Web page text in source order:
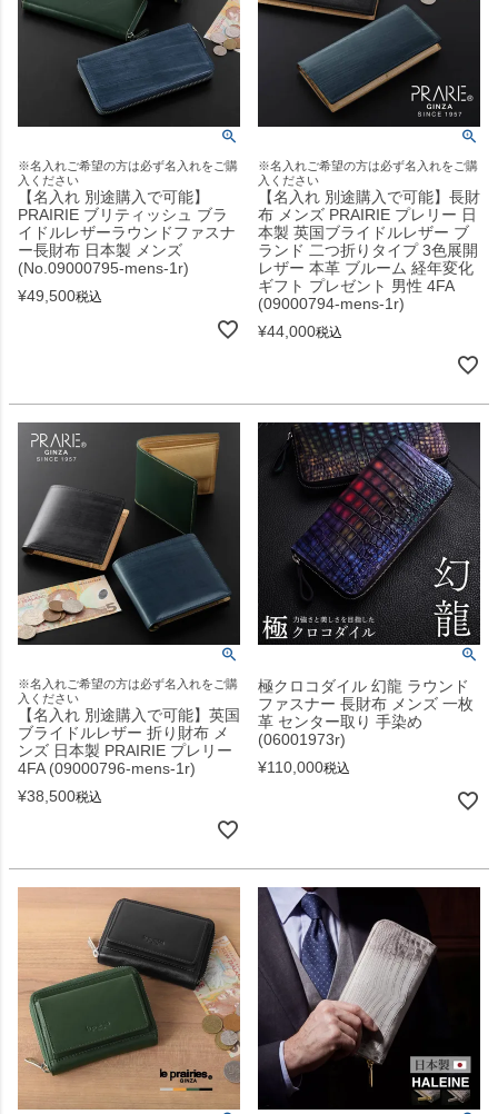
※名入れご希望の方は必ず名入れをご購
入ください
【名入れ 別途購入で可能】
PRAIRIE ブリティッシュ ブラ
イドルレザーラウンドファスナ
ー長財布 日本製 メンズ
(No.09000795-mens-1r)
¥49,500税込
※名入れご希望の方は必ず名入れをご購
入ください
【名入れ 別途購入で可能】長財
布 メンズ PRAIRIE プレリー 日
本製 英国ブライドルレザー ブ
ランド 二つ折りタイプ 3色展開
レザー 本革 ブルーム 経年変化
ギフト プレゼント 男性 4FA
(09000794-mens-1r)
¥44,000税込
※名入れご希望の方は必ず名入れをご購
入ください
【名入れ 別途購入で可能】英国
ブライドルレザー 折り財布 メ
ンズ 日本製 PRAIRIE プレリー
4FA (09000796-mens-1r)
¥38,500税込
極クロコダイル 幻龍 ラウンド
ファスナー 長財布 メンズ 一枚
革 センター取り 手染め
(06001973r)
¥110,000税込